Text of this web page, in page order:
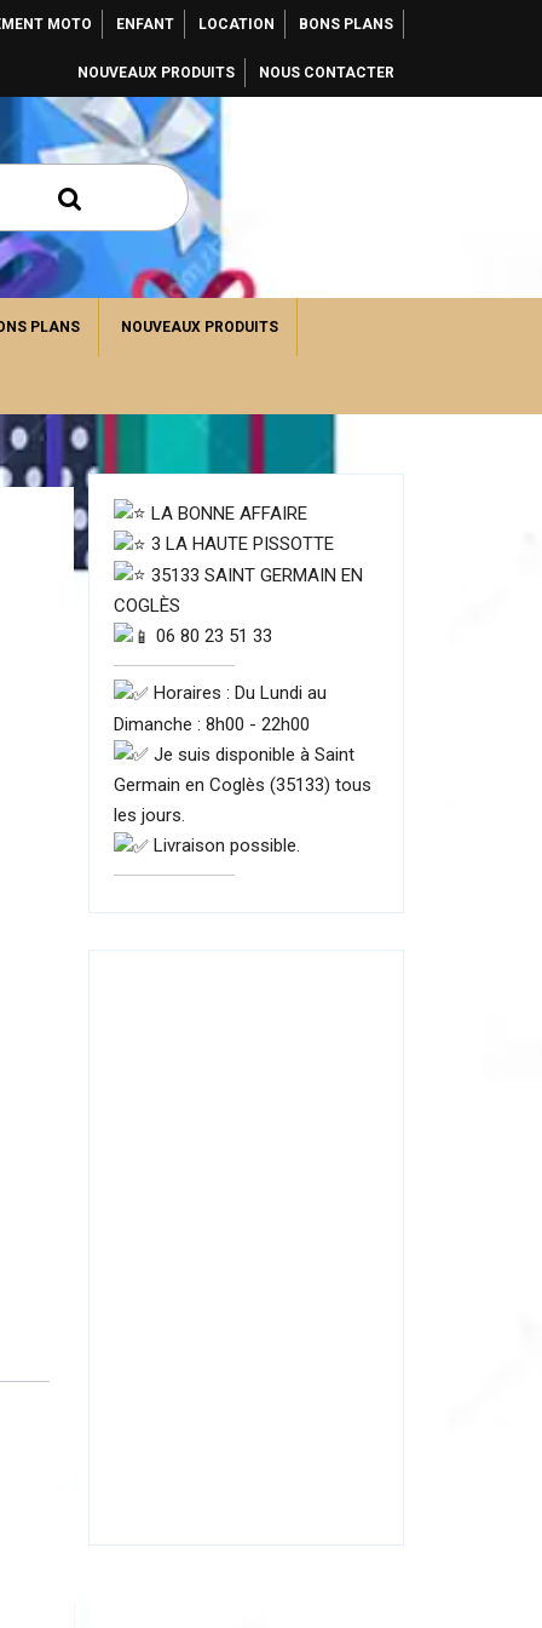
MOTO ENFANT LOCATION BONS PLANS
NOUVEAUX PRODUITS NOUS CONTACTER
PLANS NOUVEAUX PRODUITS
LA BONNE AFFAIRE
3 LA HAUTE PISSOTTE
35133 SAINT GERMAIN EN
COGLÈS
06 80 23 51 33
Horaires : Du Lundi au
Dimanche : 8h00 - 22h00
Je suis disponible à Saint
Germain en Coglès (35133) tous
les jours.
Livraison possible.